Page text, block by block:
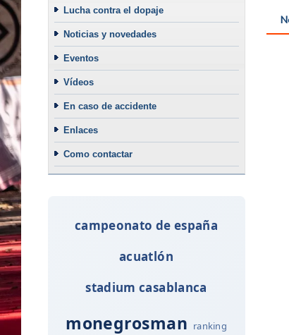
Lucha contra el dopaje
Noticias y novedades
Eventos
Vídeos
En caso de accidente
Enlaces
Como contactar
campeonato de españa
acuatlón
stadium casablanca
monegrosman ranking